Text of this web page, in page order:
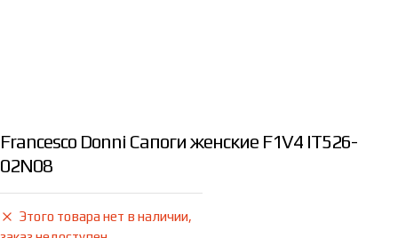
Francesco Donni Сапоги женские F1V4 IT526-
02N08
Этого товара нет в наличии,